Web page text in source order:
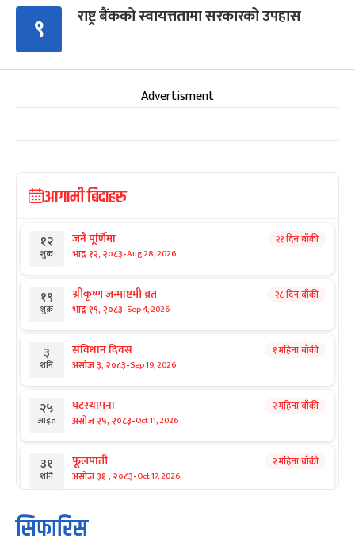
९ राष्ट्र बैंकको स्वायत्ततामा सरकारको उपहास
Advertisment
आगामी बिदाहरु
१२
शुक्र
जनै पूर्णिमा
भाद्र १२, २०८३-Aug 28, 2026
२१ दिन बाँकी
१९
शुक्र
श्रीकृष्ण जन्माष्टमी व्रत
भाद्र १९, २०८३-Sep 4, 2026
२८ दिन बाँकी
३
शनि
संविधान दिवस
असोज ३, २०८३-Sep 19, 2026
१ महिना बाँकी
२५
आइत
घटस्थापना
असोज २५, २०८३-Oct 11, 2026
२ महिना बाँकी
३१
शनि
फूलपाती
असोज ३१ , २०८३-Oct 17, 2026
२ महिना बाँकी
१
आइत
कार्तिक सङ्क्रान्ति
कार्तिक १, २०८३
सिफारिस